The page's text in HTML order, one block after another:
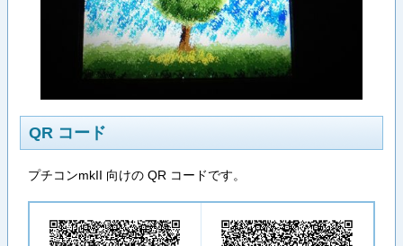
QR コード
プチコンmkII 向けの QR コードです。